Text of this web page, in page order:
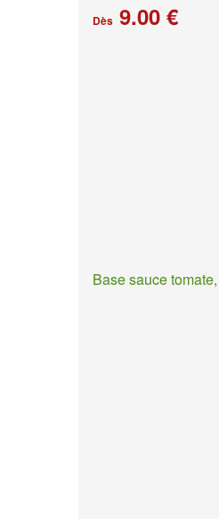
Dès 9.00 €
Base sauce